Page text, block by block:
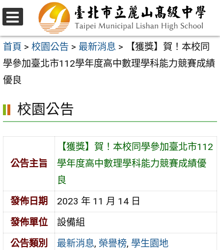
跳
至
主
要
內
區
選
單
首頁 > 校園公告 > 最新消息 >
【獲獎】賀！本校同
學參加臺北市112學年度高中數理學科能力競賽成績
優良
校園公告
公告主旨
【獲獎】賀！本校同學參加臺北市112
學年度高中數理學科能力競賽成績優
良
發佈日期
2023 年 11 月 14 日
發佈單位
設備組
公告類別
最新消息, 榮譽榜, 學生園地